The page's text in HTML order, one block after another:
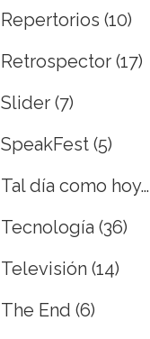
Repertorios (10)
Retrospector (17)
Slider (7)
SpeakFest (5)
Tal día como hoy…
Tecnología (36)
Televisión (14)
The End (6)